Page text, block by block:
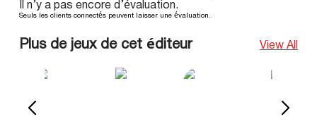
Il n’y a pas encore d’évaluation.
Seuls les clients connectés peuvent laisser une évaluation.
Plus de jeux de cet éditeur View All